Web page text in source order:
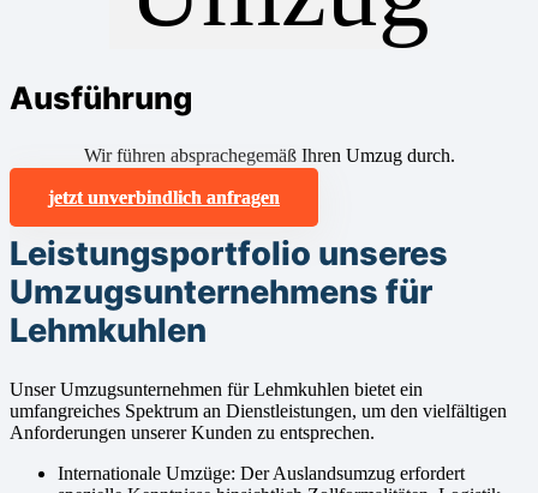
Ausführung
Wir führen absprachegemäß Ihren Umzug durch.
jetzt unverbindlich anfragen
Leistungsportfolio unseres
Umzugsunternehmens für
Lehmkuhlen
Unser Umzugsunternehmen für Lehmkuhlen bietet ein
umfangreiches Spektrum an Dienstleistungen, um den vielfältigen
Anforderungen unserer Kunden zu entsprechen.
Internationale Umzüge: Der Auslandsumzug erfordert